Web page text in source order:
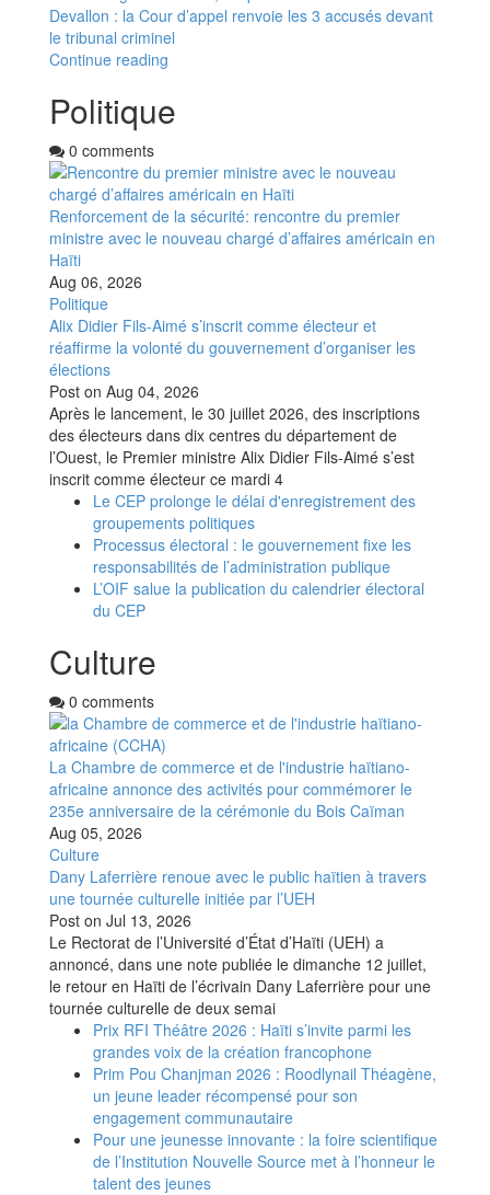
Devallon : la Cour d’appel renvoie les 3 accusés devant
le tribunal criminel
Continue reading
Politique
0 comments
Renforcement de la sécurité: rencontre du premier
ministre avec le nouveau chargé d’affaires américain en
Haïti
Aug 06, 2026
Politique
Alix Didier Fils-Aimé s’inscrit comme électeur et
réaffirme la volonté du gouvernement d’organiser les
élections
Post on Aug 04, 2026
Après le lancement, le 30 juillet 2026, des inscriptions
des électeurs dans dix centres du département de
l’Ouest, le Premier ministre Alix Didier Fils-Aimé s’est
inscrit comme électeur ce mardi 4
Le CEP prolonge le délai d'enregistrement des
groupements politiques
Processus électoral : le gouvernement fixe les
responsabilités de l’administration publique
L’OIF salue la publication du calendrier électoral
du CEP
Culture
0 comments
La Chambre de commerce et de l'industrie haïtiano-
africaine annonce des activités pour commémorer le
235e anniversaire de la cérémonie du Bois Caïman
Aug 05, 2026
Culture
Dany Laferrière renoue avec le public haïtien à travers
une tournée culturelle initiée par l’UEH
Post on Jul 13, 2026
Le Rectorat de l’Université d’État d’Haïti (UEH) a
annoncé, dans une note publiée le dimanche 12 juillet,
le retour en Haïti de l’écrivain Dany Laferrière pour une
tournée culturelle de deux semai
Prix RFI Théâtre 2026 : Haïti s’invite parmi les
grandes voix de la création francophone
Prim Pou Chanjman 2026 : Roodlynail Théagène,
un jeune leader récompensé pour son
engagement communautaire
Pour une jeunesse innovante : la foire scientifique
de l’Institution Nouvelle Source met à l’honneur le
talent des jeunes